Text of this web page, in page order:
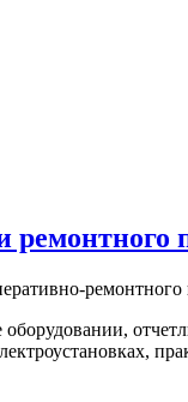
ремонтного